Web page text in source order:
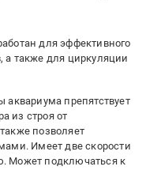
для эффективного
а также для циркуляции
препятствует
из строя от
позволяет
Имеет две скорости
Может подключаться к